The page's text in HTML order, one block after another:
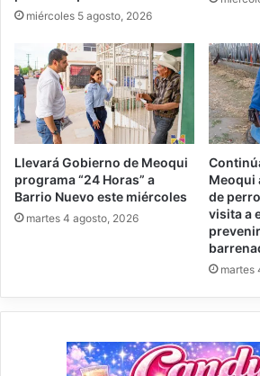
miércoles 5 agosto, 2026
Llevará Gobierno de Meoqui
programa “24 Horas” a
Barrio Nuevo este miércoles
martes 4 agosto, 2026
Meoqui
de
visita a
martes